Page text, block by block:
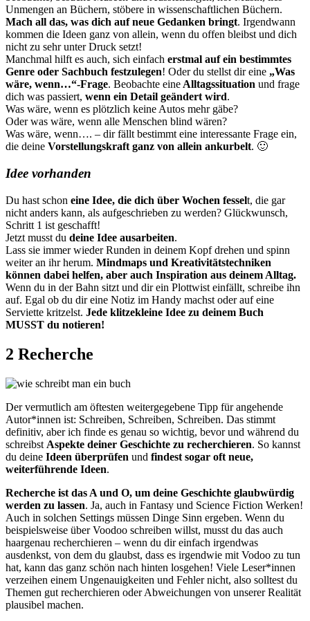
Unmengen an Büchern, stöbere in wissenschaftlichen Büchern.
Mach all das, was dich auf neue Gedanken bringt. Irgendwann
kommen die Ideen ganz von allein, wenn du offen bleibst und dich
nicht zu sehr unter Druck setzt!
Manchmal hilft es auch, sich einfach erstmal auf ein bestimmtes
Genre oder Sachbuch festzulegen! Oder du stellst dir eine „Was
wäre, wenn…“-Frage. Beobachte eineAlltagssituation und frage
dich was passiert, wenn ein Detail geändert wird.
Was wäre, wenn es plötzlich keine Autos mehr gäbe?
Oder was wäre, wenn alle Menschen blind wären?
Was wäre, wenn…. – dir fällt bestimmt eine interessante Frage ein,
die deine Vorstellungskraft ganz von allein ankurbelt. 🙂
Idee vorhanden
Du hast schon eine Idee, die dich über Wochen fesselt, die gar
nicht anders kann, als aufgeschrieben zu werden? Glückwunsch,
Schritt 1 ist geschafft!
Jetzt musst du deine Idee ausarbeiten.
Lass sie immer wieder Runden in deinem Kopf drehen und spinn
weiter an ihr herum. Mindmaps und Kreativitätstechniken
können dabei helfen, aber auch Inspiration aus deinem Alltag.
Wenn du in der Bahn sitzt und dir ein Plottwist einfällt, schreibe ihn
auf. Egal ob du dir eine Notiz im Handy machst oder auf eine
Serviette kritzelst. Jede klitzekleine Idee zu deinem Buch
MUSST du notieren!
2 Recherche
Der vermutlich am öftesten weitergegebene Tipp für angehende
Autor*innen ist: Schreiben, Schreiben, Schreiben. Das stimmt
definitiv, aber ich finde es genau so wichtig, bevor und während du
schreibst Aspekte deiner Geschichte zu recherchieren. So kannst
du deine Ideen überprüfen und findest sogar oft neue,
weiterführende Ideen.
Recherche ist das A und O, um deine Geschichte glaubwürdig
werden zu lassen. Ja, auch in Fantasy und Science Fiction Werken!
Auch in solchen Settings müssen Dinge Sinn ergeben. Wenn du
beispielsweise über Voodoo schreiben willst, musst du das auch
haargenau recherchieren – wenn du dir einfach irgendwas
ausdenkst, von dem du glaubst, dass es irgendwie mit Vodoo zu tun
hat, kann das ganz schön nach hinten losgehen! Viele Leser*innen
verzeihen einem Ungenauigkeiten und Fehler nicht, also solltest du
Themen gut recherchieren oder Abweichungen von unserer Realität
plausibel machen.